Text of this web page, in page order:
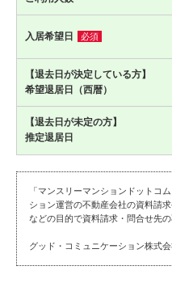
入居希望日 必須
【退去日が決定している方】
希望退居日（西暦）
【退去日が未定の方】
推定退居日
「マンスリーマンションドットコ
ション運営の不動産会社の資料請
などの目的で資料請求・問合せ先
グッド・コミュニケーション株式